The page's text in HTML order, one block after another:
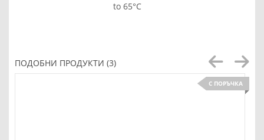
to 65°C
ПОДОБНИ ПРОДУКТИ (3)
С ПОРЪЧКА